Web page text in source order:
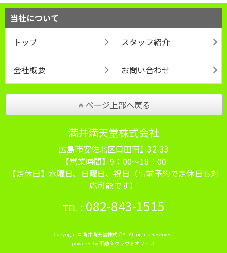
当社について
トップ
スタッフ紹介
会社概要 お問い合わせ
ページ上部へ戻る
満井満天堂株式会社
広島市安佐北区口田南1-32-33
【営業時間】9：00～18：00
【定休日】水曜日、日曜日、祝日（事前予約で定休日も対
応可能です）
TEL： 082-843-1515
Copyright © 満井満天堂株式会社 All rights Reserved.
powered by 不動産クラウドオフィス